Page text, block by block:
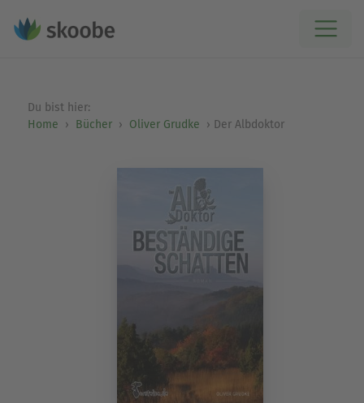
Du bist hier:
Home
Bücher Oliver Grudke Der Albdoktor